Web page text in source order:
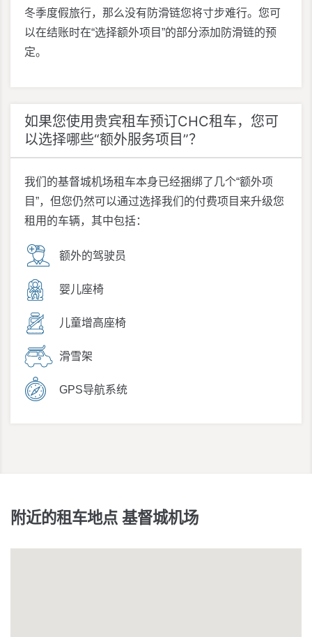
冬季度假旅行，那么没有防滑链您将寸步难行。您可
以在结账时在“选择额外项目”的部分添加防滑链的预
定。
如果您使用贵宾租车预订CHC租车，您可
以选择哪些“额外服务项目”？
我们的基督城机场租车本身已经捆绑了几个“额外项
目”，但您仍然可以通过选择我们的付费项目来升级您
租用的车辆，其中包括：
额外的驾驶员
婴儿座椅
儿童增高座椅
滑雪架
GPS导航系统
附近的租车地点 基督城机场